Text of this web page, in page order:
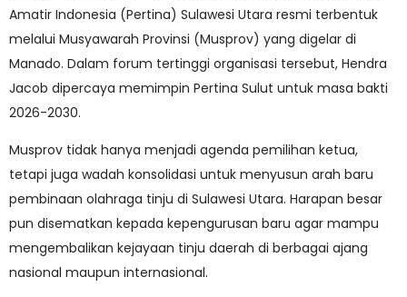
Amatir Indonesia (Pertina) Sulawesi Utara resmi terbentuk
melalui Musyawarah Provinsi (Musprov) yang digelar di
Manado. Dalam forum tertinggi organisasi tersebut, Hendra
Jacob dipercaya memimpin Pertina Sulut untuk masa bakti
2026-2030.
Musprov tidak hanya menjadi agenda pemilihan ketua,
tetapi juga wadah konsolidasi untuk menyusun arah baru
pembinaan olahraga tinju di Sulawesi Utara. Harapan besar
pun disematkan kepada kepengurusan baru agar mampu
mengembalikan kejayaan tinju daerah di berbagai ajang
nasional maupun internasional.